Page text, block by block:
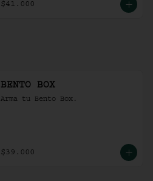
$41.000
BENTO BOX
Arma tu Bento Box.
$39.000